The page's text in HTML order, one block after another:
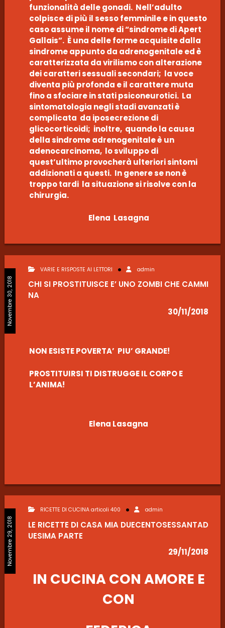
funzionalità delle gonadi. Nell’adulto
colpisce di più il sesso femminile e in questo
caso assume il nome di “sindrome di Apert
Gallais”. È una delle forme acquisite dalla
sindrome appunto da adrenogenitale ed è
caratterizzata da virilismo con alterazione
dei caratteri sessuali secondari; la voce
diventa più profonda e il carattere muta
fino a sfociare in stati psiconeurotici. La
sintomatologia negli stadi avanzati è
complicata da iposecrezione di
glicocorticoidi; inoltre, quando la causa
della sindrome adrenogenitale è un
adenocarcinoma, lo sviluppo di
quest’ultimo provocherà ulteriori sintomi
addizionati a questi. In genere se non è
troppo tardi la situazione si risolve con la
chirurgia.
Elena Lasagna
Novembre 30, 2018
VARIE E RISPOSTE AI LETTORI admin
CHI SI PROSTITUISCE E’ UNO ZOMBI CHE CAMMI
NA
30/11/2018
NON ESISTE POVERTA’ PIU’ GRANDE!
PROSTITUIRSI TI DISTRUGGE IL CORPO E
L’ANIMA!
Elena Lasagna
Novembre 29, 2018
RICETTE DI CUCINA articoli 400 admin
LE RICETTE DI CASA MIA DUECENTOSESSANTAD
UESIMA PARTE
29/11/2018
IN CUCINA CON AMORE E
CON